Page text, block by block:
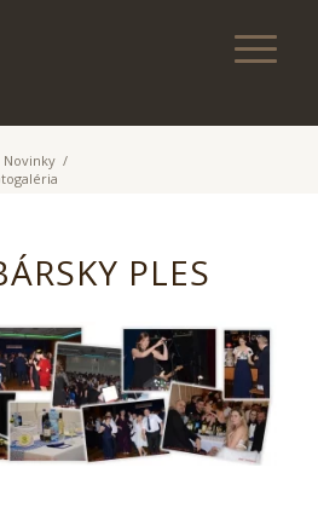
Novinky /
PLES